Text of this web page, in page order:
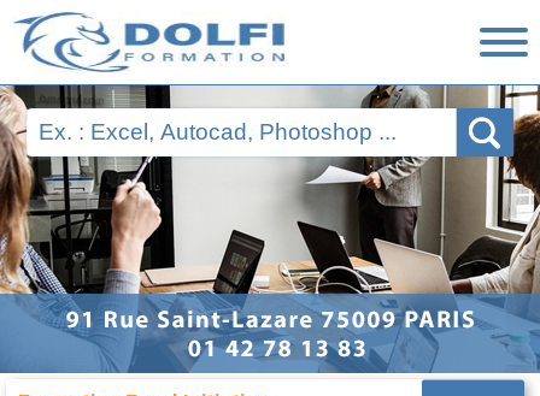
Nos Formations
Ressources
Financement
Évaluations
Nous contacter